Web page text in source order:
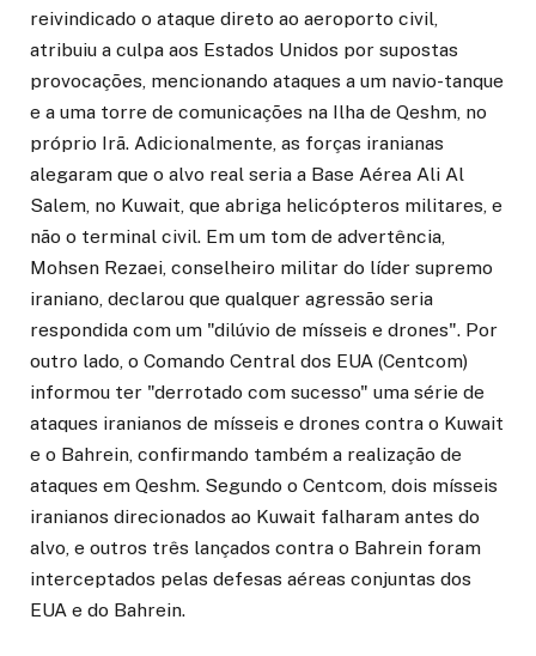
reivindicado o ataque direto ao aeroporto civil,
atribuiu a culpa aos Estados Unidos por supostas
provocações, mencionando ataques a um navio-tanque
e a uma torre de comunicações na Ilha de Qeshm, no
próprio Irã. Adicionalmente, as forças iranianas
alegaram que o alvo real seria a Base Aérea Ali Al
Salem, no Kuwait, que abriga helicópteros militares, e
não o terminal civil. Em um tom de advertência,
Mohsen Rezaei, conselheiro militar do líder supremo
iraniano, declarou que qualquer agressão seria
respondida com um "dilúvio de mísseis e drones". Por
outro lado, o Comando Central dos EUA (Centcom)
informou ter "derrotado com sucesso" uma série de
ataques iranianos de mísseis e drones contra o Kuwait
e o Bahrein, confirmando também a realização de
ataques em Qeshm. Segundo o Centcom, dois mísseis
iranianos direcionados ao Kuwait falharam antes do
alvo, e outros três lançados contra o Bahrein foram
interceptados pelas defesas aéreas conjuntas dos
EUA e do Bahrein.